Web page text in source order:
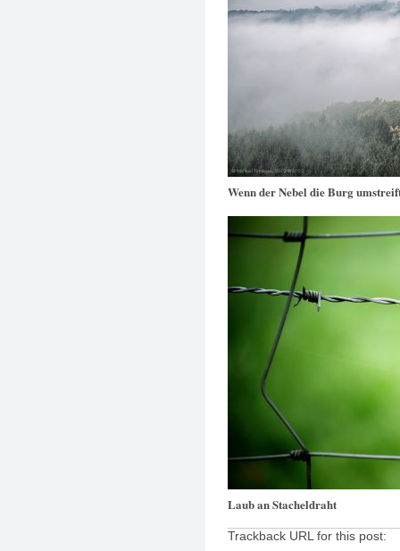
Wenn der Nebel die Burg
Laub an Stacheldraht
Trackback URL for this post: